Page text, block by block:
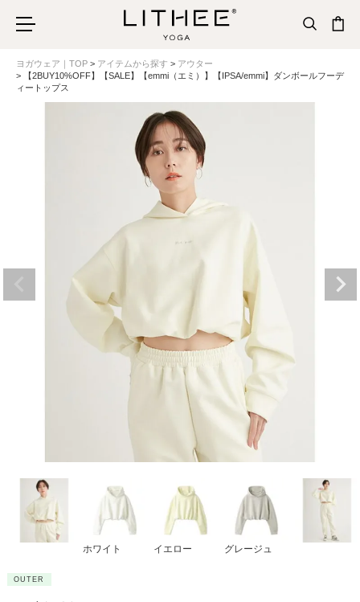
ヨガウェア｜TOP アイテムから探す
アウター
【2BUY10%OFF】【SALE】【emmi（エミ）】【IPSA/emmi】ダンボールフーデ
ィートップス
ホワイト イエロー グレージュ
OUTER